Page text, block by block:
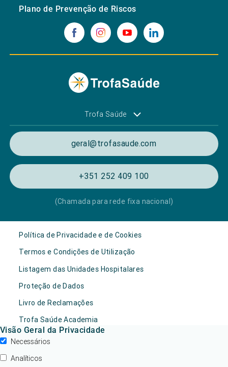
Plano de Prevenção de Riscos
Trofa Saúde
geral@trofasaude.com
+351 252 409 100
(Chamada para rede fixa nacional)
Política de Privacidade e de Cookies
Termos e Condições de Utilização
Listagem das Unidades Hospitalares
Proteção de Dados
Livro de Reclamações
Trofa Saúde Academia
Visão Geral da Privacidade
Necessários
Analíticos